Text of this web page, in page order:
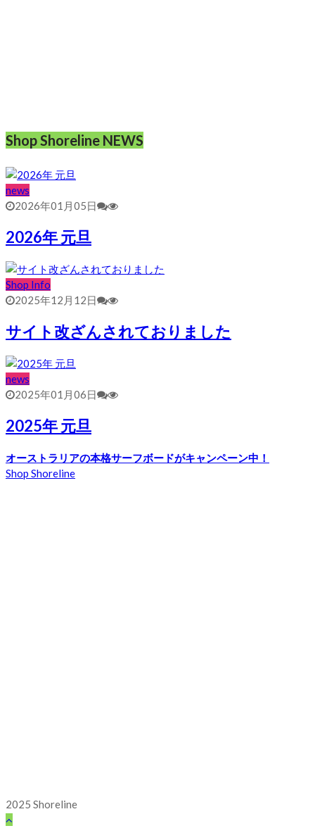
Shop Shoreline NEWS
news
2026年01月05日
2026年 元旦
Shop Info
2025年12月12日
サイト改ざんされておりました
news
2025年01月06日
2025年 元旦
オーストラリアの本格サーフボードがキャンペーン中！
Shop Shoreline
2025 Shoreline